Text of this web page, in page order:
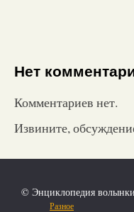
Нет
Комментариев нет.
Извините,
© Энциклопедия
Разное